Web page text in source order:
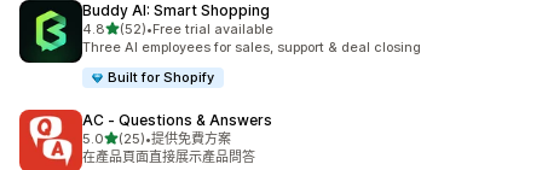
Buddy AI: Smart Shopping
4.8滿分 5 顆星
(52)
共有 52 則評價
•Free trial available
Three AI employees for sales, support & deal closing
Built for Shopify
AC ‑ Questions & Answers
5.0滿分 5 顆星
(25)
共有 25 則評價
•提供免費方案
在產品頁面直接展示產品問答